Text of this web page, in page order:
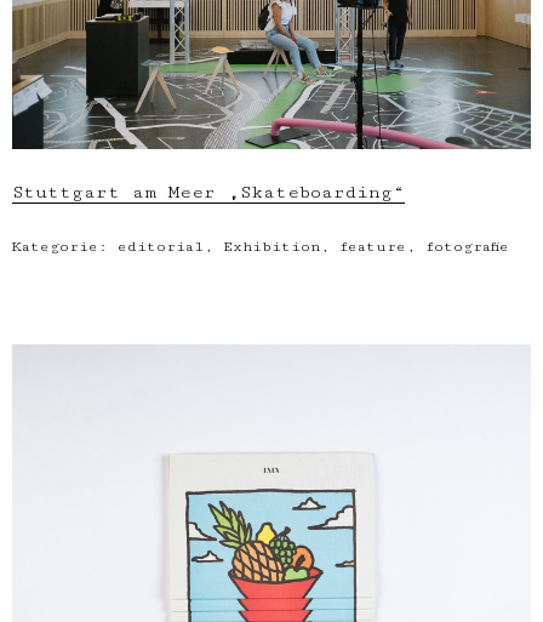
Stuttgart am Meer „Skateboarding“
Kategorie: editorial , Exhibition , feature , fotografie